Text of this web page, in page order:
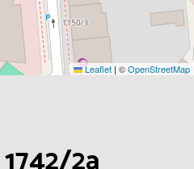
Leaflet | ©OpenStreetMap